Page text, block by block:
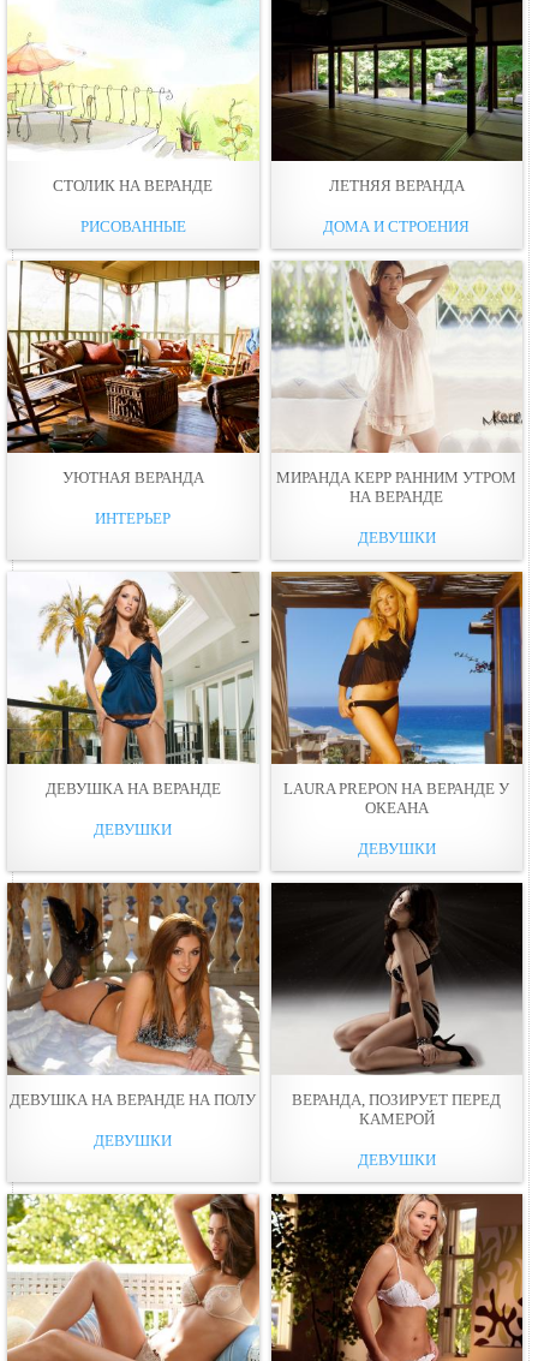
СТОЛИК НА ВЕРАНДЕ
РИСОВАННЫЕ
ЛЕТНЯЯ ВЕРАНДА
ДОМА И СТРОЕНИЯ
УЮТНАЯ ВЕРАНДА
ИНТЕРЬЕР
МИРАНДА КЕРР РАННИМ УТРОМ
НА ВЕРАНДЕ
ДЕВУШКИ
ДЕВУШКА НА ВЕРАНДЕ
ДЕВУШКИ
LAURA PREPON НА ВЕРАНДЕ У
ОКЕАНА
ДЕВУШКИ
ДЕВУШКА НА ВЕРАНДЕ НА ПОЛУ
ДЕВУШКИ
ВЕРАНДА, ПОЗИРУЕТ ПЕРЕД
КАМЕРОЙ
ДЕВУШКИ